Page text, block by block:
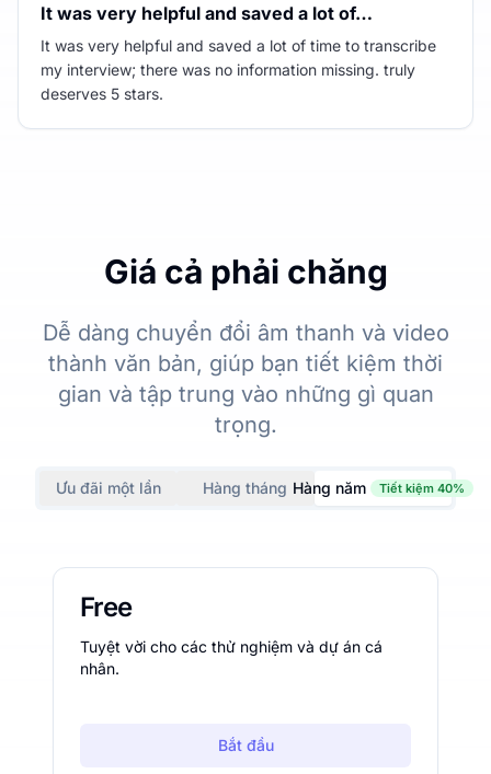
It was very helpful and saved a lot of…
It was very helpful and saved a lot of time to transcribe
my interview; there was no information missing. truly
deserves 5 stars.
Giá cả phải chăng
Dễ dàng chuyển đổi âm thanh và video
thành văn bản, giúp bạn tiết kiệm thời
gian và tập trung vào những gì quan
trọng.
Ưu đãi một lần Hàng tháng Hàng năm Tiết kiệm 40%
Free
Tuyệt vời cho các thử nghiệm và dự án cá
nhân.
Bắt đầu